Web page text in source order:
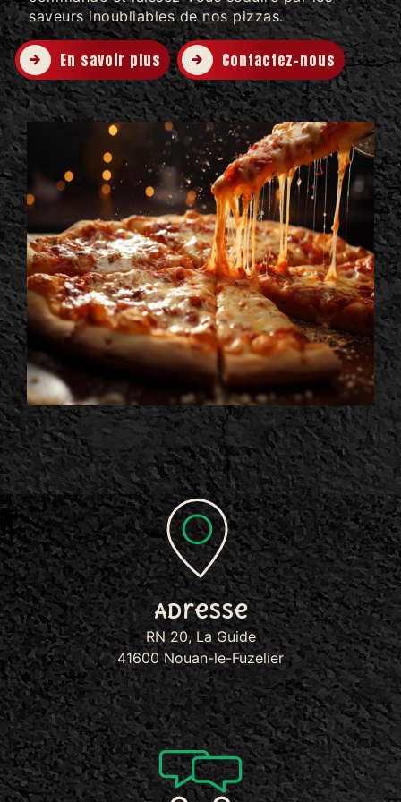
saveurs inoubliables de nos pizzas.
En savoir plus Contactez-nous
Adresse
RN 20, La Guide
41600 Nouan-le-Fuzelier